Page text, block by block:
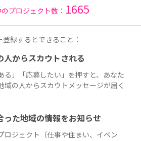
プロジェクト数： 1665
登録するとできること：
人からスカウトされる
る」「応募したい」を押すと、あなた
域の人からスカウトメッセージが届く
った地域の情報をお知らせ
ロジェクト（仕事や住まい、イベン